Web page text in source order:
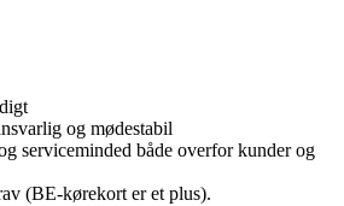
og mødestabil
serviceminded både overfor kunder og
(BE-kørekort er et plus).